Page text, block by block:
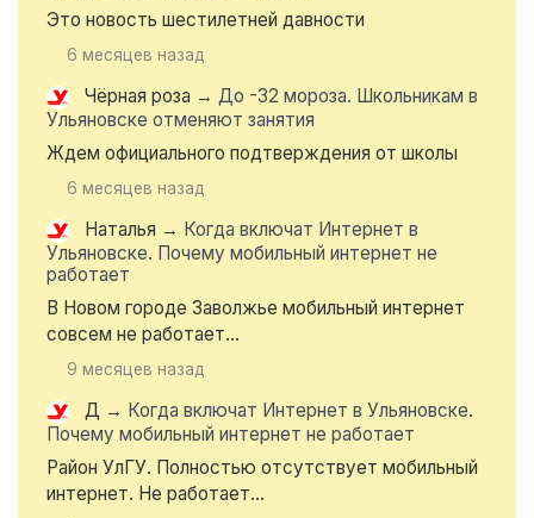
Это новость шестилетней давности
6 месяцев назад
Чёрная роза → До -32 мороза. Школьникам в
Ульяновске отменяют занятия
Ждем официального подтверждения от школы
6 месяцев назад
Наталья → Когда включат Интернет в
Ульяновске. Почему мобильный интернет не
работает
В Новом городе Заволжье мобильный интернет
совсем не работает...
9 месяцев назад
Д → Когда включат Интернет в Ульяновске.
Почему мобильный интернет не работает
Район УлГУ. Полностью отсутствует мобильный
интернет. Не работает...